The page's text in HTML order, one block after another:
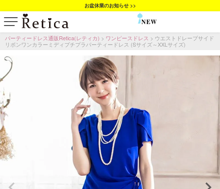
お盆休業のお知らせ >>
NEW
パーティードレス通販Retica(レティカ) ワンピースドレス
ウエストドレープサイド
リボンワンカラーミディプチプラパーティードレス (Sサイズ～XXLサイズ)